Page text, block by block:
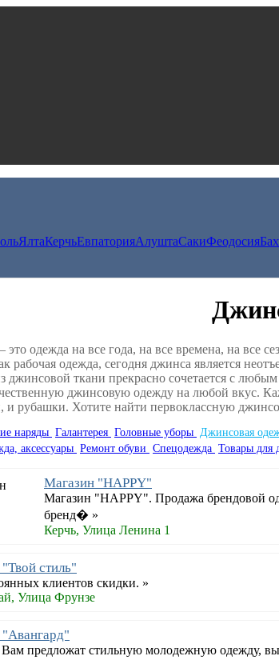
ЯлтаКерчьЕвпаторияАлуштаСакиФеодосия
одежда на все года, на все времена, на все
рабочая одежда, сегодня джинса является
джинсовой ткани прекрасно сочетается с
джинсовую одежду на любой вкус.
рубашки. Хотите найти первоклассную
наряды Галантерея Головные уборы Джинсовая
аксессуары Ремонт обуви Спецодежда Товары для
Магазин "HAPPY"
Магазин "HAPPY". Продажа брендовой
бренд� »
Керчь, Улица Ленина 1
стиль"
клиентов скидки. »
Улица Фрунзе
предложат стильную молодежную одежду,